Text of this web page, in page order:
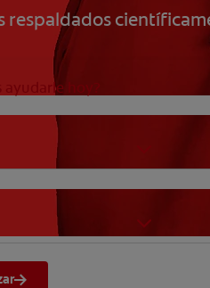
respaldados
ayudarle hoy?